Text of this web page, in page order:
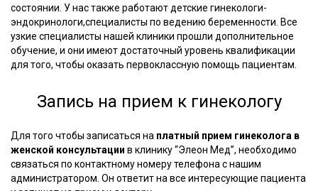
состоянии. У нас также работают детские гинекологи-
эндокринологи,специалисты по ведению беременности. Все
узкие специалисты нашей клиники прошли дополнительное
обучение, и они имеют достаточный уровень квалификации
для того, чтобы оказать первоклассную помощь пациентам.
Запись на прием к гинекологу
Для того чтобы записаться на платный прием гинеколога в
женской консультации в клинику “Элеон Мед”, необходимо
связаться по контактному номеру телефона с нашим
администратором. Он ответит на все интересующие пациента